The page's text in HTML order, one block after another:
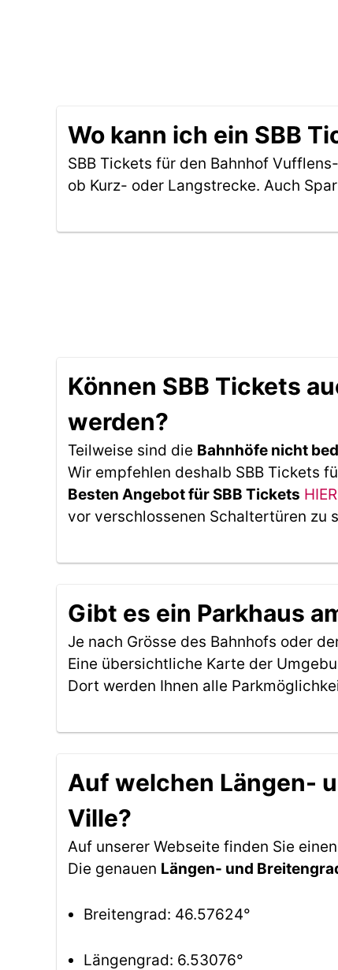
Wo kann ich ein SBB
SBB Tickets für den Bahnhof
ob Kurz- oder Langstrecke. Auch
Können SBB Tickets
werden?
Teilweise sind die Bahnhöfe nicht
Wir empfehlen deshalb SBB Tickets
Besten Angebot für SBB Tickets
vor verschlossenen Schaltertüren zu
Gibt es ein Parkhaus
Je nach Grösse des Bahnhofs oder
Eine übersichtliche Karte der
Dort werden Ihnen alle
Auf welchen Längen-
Ville?
Auf unserer Webseite finden Sie
Die genauen Längen- und
Breitengrad: 46.57624°
Längengrad: 6.53076°